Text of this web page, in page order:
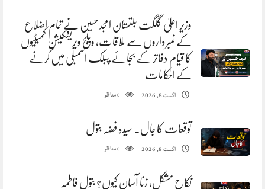
وزیر اعلیٰ گلگت بلتستان امجد حسین نے تمام اضلاع
کے نمبرداروں سے ملاقات، ویلج ویریفکیشن کمیٹیوں
کا قیام دفاتر کے بجائے پبلک اسمبلی میں کرنے
کے احکامات
اگست 8, 2026 0مناظر
توقعات کا جال. سیدہ فضہ بتول
اگست 8, 2026 0مناظر
نکاح مشکل، زنا آسان کیوں؟ بتول فاطمہ